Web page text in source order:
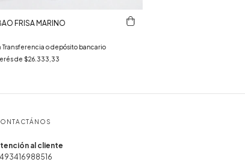
FRISA MARINO
Transferencia o depósito bancario
de $26.333,33